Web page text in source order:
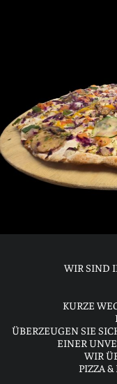
WIR SIND
KURZE
ÜBERZEUGEN SIE
EINER
WIR
PIZZA